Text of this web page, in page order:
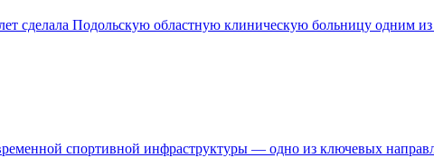
сделала Подольскую областную клиническую больницу одним
спортивной инфраструктуры — одно из ключевых